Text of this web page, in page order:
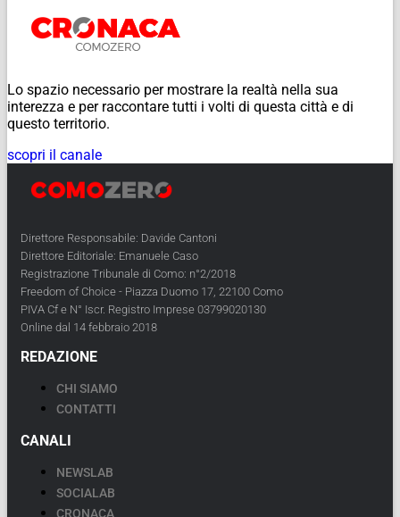
Lo spazio necessario per mostrare la realtà nella sua
interezza e per raccontare tutti i volti di questa città e di
questo territorio.
scopri il canale
Direttore Responsabile: Davide Cantoni
Direttore Editoriale: Emanuele Caso
Registrazione Tribunale di Como: n°2/2018
Freedom of Choice - Piazza Duomo 17, 22100 Como
PIVA Cf e N° Iscr. Registro Imprese 03799020130
Online dal 14 febbraio 2018
REDAZIONE
CHI SIAMO
CONTATTI
CANALI
NEWSLAB
SOCIALAB
CRONACA